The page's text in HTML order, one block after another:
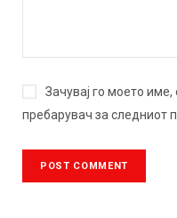
Зачувај го моето
пребарувач за следниот